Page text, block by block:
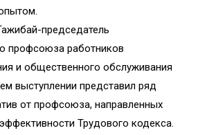
председатель
профсоюза работников
и общественного обслуживания
выступлении представил ряд
от профсоюза, направленных
Трудового кодекса.